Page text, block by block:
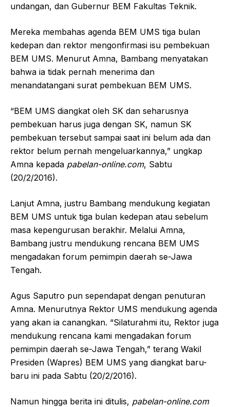
undangan, dan Gubernur BEM Fakultas Teknik.
Mereka membahas agenda BEM UMS tiga bulan
kedepan dan rektor mengonfirmasi isu pembekuan
BEM UMS. Menurut Amna, Bambang menyatakan
bahwa ia tidak pernah menerima dan
menandatangani surat pembekuan BEM UMS.
“BEM UMS diangkat oleh SK dan seharusnya
pembekuan harus juga dengan SK, namun SK
pembekuan tersebut sampai saat ini belum ada dan
rektor belum pernah mengeluarkannya,” ungkap
Amna kepada pabelan-online.com, Sabtu
(20/2/2016).
Lanjut Amna, justru Bambang mendukung kegiatan
BEM UMS untuk tiga bulan kedepan atau sebelum
masa kepengurusan berakhir. Melalui Amna,
Bambang justru mendukung rencana BEM UMS
mengadakan forum pemimpin daerah se-Jawa
Tengah.
Agus Saputro pun sependapat dengan penuturan
Amna. Menurutnya Rektor UMS mendukung agenda
yang akan ia canangkan. “Silaturahmi itu, Rektor juga
mendukung rencana kami mengadakan forum
pemimpin daerah se-Jawa Tengah,” terang Wakil
Presiden (Wapres) BEM UMS yang diangkat baru-
baru ini pada Sabtu (20/2/2016).
Namun hingga berita ini ditulis, pabelan-online.com